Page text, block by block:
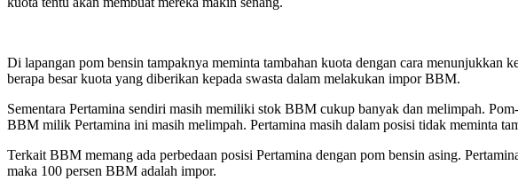
Di lapangan pom bensin tampaknya meminta tambahan kuota dengan cara menunjukkan
berapa besar kuota yang diberikan kepada swasta dalam melakukan impor BBM.
Sementara Pertamina sendiri masih memiliki stok BBM cukup banyak dan melimpah.
BBM milik Pertamina ini masih melimpah. Pertamina masih dalam posisi tidak meminta
Terkait BBM memang ada perbedaan posisi Pertamina dengan pom bensin asing.
maka 100 persen BBM adalah impor.